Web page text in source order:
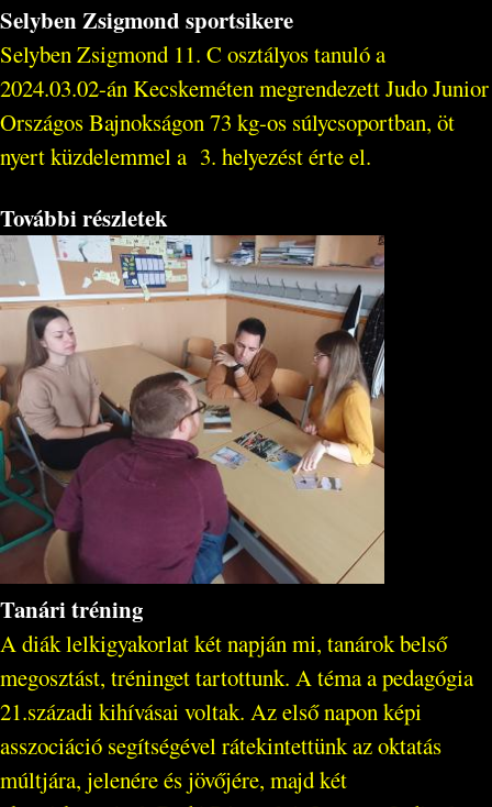
Selyben Zsigmond sportsikere
Selyben Zsigmond 11. C osztályos tanuló a
2024.03.02-án Kecskeméten megrendezett Judo Junior
Országos Bajnokságon 73 kg-os súlycsoportban, öt
nyert küzdelemmel a 3. helyezést érte el.
További részletek
Tanári tréning
A diák lelkigyakorlat két napján mi, tanárok belső
megosztást, tréninget tartottunk. A téma a pedagógia
21.századi kihívásai voltak. Az első napon képi
asszociáció segítségével rátekintettünk az oktatás
múltjára, jelenére és jövőjére, majd két